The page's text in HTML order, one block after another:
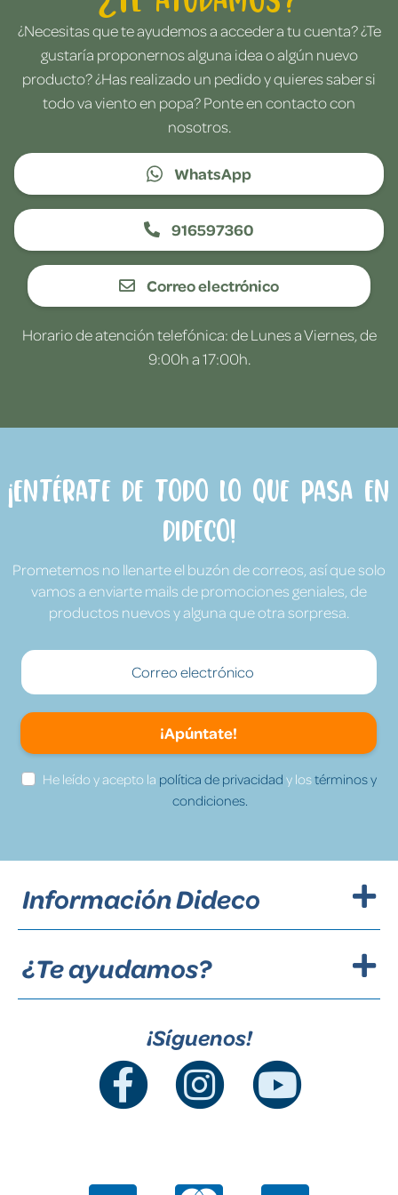
¿Necesitas que te ayudemos a acceder a tu cuenta? ¿Te
gustaría proponernos alguna idea o algún nuevo
producto? ¿Has realizado un pedido y quieres saber si
todo va viento en popa? Ponte en contacto con
nosotros.
WhatsApp
916597360
Correo electrónico
Horario de atención telefónica: de Lunes a Viernes, de
9:00h a 17:00h.
¡Entérate de todo lo que pasa en
Dideco!
Prometemos no llenarte el buzón de correos, así que solo
vamos a enviarte mails de promociones geniales, de
productos nuevos y alguna que otra sorpresa.
¡Apúntate!
He leído y acepto la política de privacidad y lostérminos y
condiciones.
Información Dideco
¿Te ayudamos?
¡Síguenos!